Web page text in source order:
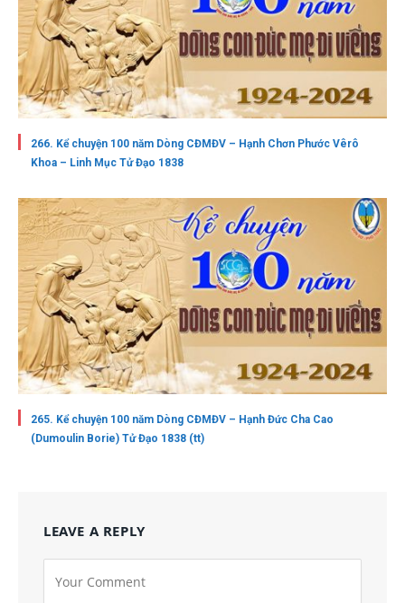
266. Kể chuyện 100 năm Dòng CĐMĐV – Hạnh Chơn Phước Vêrô
Khoa – Linh Mục Tử Đạo 1838
265. Kể chuyện 100 năm Dòng CĐMĐV – Hạnh Đức Cha Cao
(Dumoulin Borie) Tử Đạo 1838 (tt)
LEAVE A REPLY